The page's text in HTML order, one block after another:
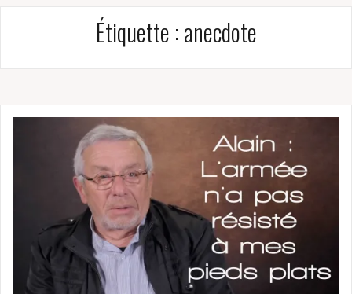
Étiquette :anecdote